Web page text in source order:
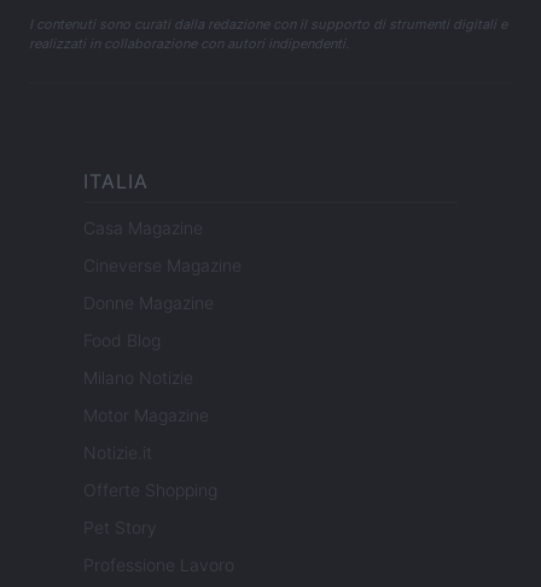
I contenuti sono curati dalla redazione con il supporto di strumenti digitali e
realizzati in collaborazione con autori indipendenti.
ITALIA
Casa Magazine
Cineverse Magazine
Donne Magazine
Food Blog
Milano Notizie
Motor Magazine
Notizie.it
Offerte Shopping
Pet Story
Professione Lavoro